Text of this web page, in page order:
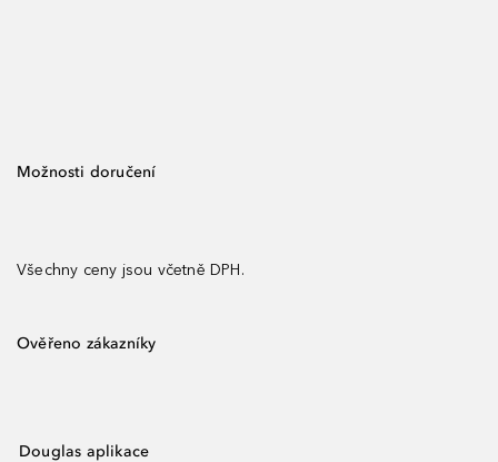
Možnosti doručení
Všechny ceny jsou včetně DPH.
Ověřeno zákazníky
Douglas aplikace